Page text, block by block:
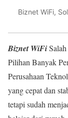
Biznet WiFi,
Biznet WiFi
Pilihan Banyak
Perusahaan
yang cepat dan
tetapi sudah